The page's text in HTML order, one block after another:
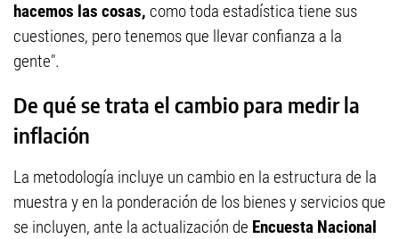
hacemos las cosas, como toda estadística tiene sus
cuestiones, pero tenemos que llevar confianza a la
gente".
De qué se trata el cambio para medir la
inflación
La metodología incluye un cambio en la estructura de la
muestra y en la ponderación de los bienes y servicios que
se incluyen, ante la actualización de Encuesta Nacional